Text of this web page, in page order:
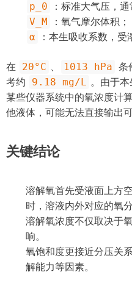
p_0 ：标准大气压，通
V_M ：氧气摩尔体积；
α ：本生吸收系数，受
在 20°C 1013 hPa
条
考约
9.18 mg/L 。由于本
某些仪器系统中的氧浓度计
他液体，可能无法直接输出
关键结论
溶解氧首先受液面上方
时，溶液内外对应的氧
溶解氧浓度不仅取决于
响。
氧饱和度更接近分压关
解能力等因素。